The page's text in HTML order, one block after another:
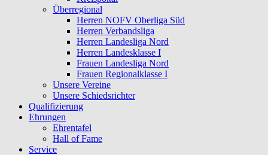
Überregional
Herren NOFV Oberliga Süd
Herren Verbandsliga
Herren Landesliga Nord
Herren Landesklasse I
Frauen Landesliga Nord
Frauen Regionalklasse I
Unsere Vereine
Unsere Schiedsrichter
Qualifizierung
Ehrungen
Ehrentafel
Hall of Fame
Service